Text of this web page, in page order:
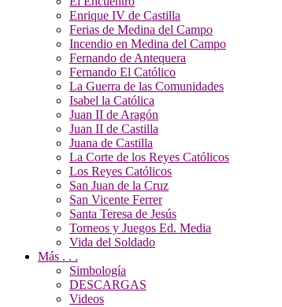
Enrique IV de Castilla
Ferias de Medina del Campo
Incendio en Medina del Campo
Fernando de Antequera
Fernando El Católico
La Guerra de las Comunidades
Isabel la Católica
Juan II de Aragón
Juan II de Castilla
Juana de Castilla
La Corte de los Reyes Católicos
Los Reyes Católicos
San Juan de la Cruz
San Vicente Ferrer
Santa Teresa de Jesús
Torneos y Juegos Ed. Media
Vida del Soldado
Más . . .
Simbología
DESCARGAS
Videos